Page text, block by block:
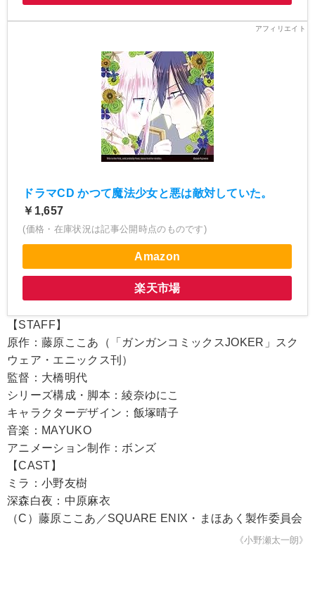
ドラマCD かつて魔法少女と悪は敵対していた。
￥1,657
(価格・在庫状況は記事公開時点のものです)
Amazon
楽天市場
【STAFF】
原作：藤原ここあ（「ガンガンコミックスJOKER」スク
ウェア・エニックス刊）
監督：大橋明代
シリーズ構成・脚本：綾奈ゆにこ
キャラクターデザイン：飯塚晴子
音楽：MAYUKO
アニメーション制作：ボンズ
【CAST】
ミラ：小野友樹
深森白夜：中原麻衣
（C）藤原ここあ／SQUARE ENIX・まほあく製作委員会
《小野瀬太一朗》